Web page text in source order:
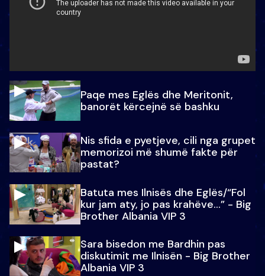
Paqe mes Eglës dhe Meritonit,
banorët kërcejnë së bashku
Nis sfida e pyetjeve, cili nga grupet
memorizoi më shumë fakte për
pastat?
Batuta mes Ilnisës dhe Eglës/“Fol
kur jam aty, jo pas krahëve…” - Big
Brother Albania VIP 3
Sara bisedon me Bardhin pas
diskutimit me Ilnisën - Big Brother
Albania VIP 3